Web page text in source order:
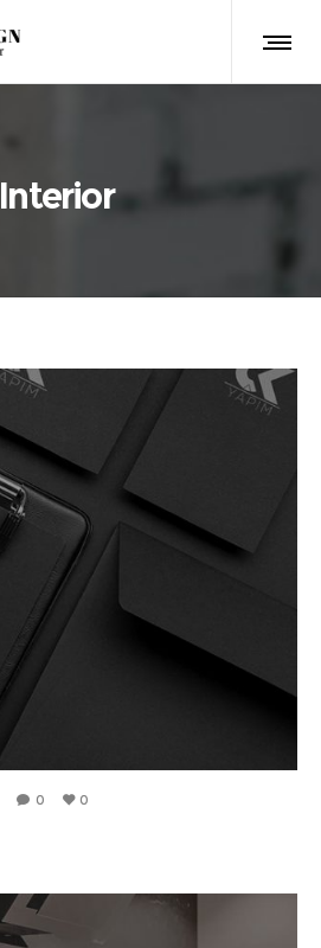
Interior
0 0